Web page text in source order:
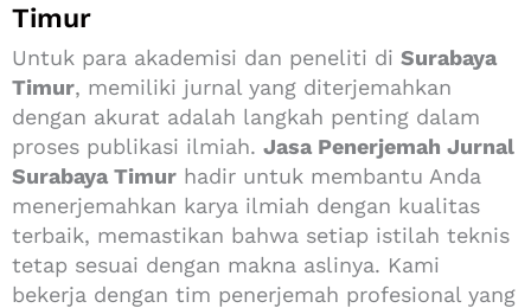
Timur
Untuk para akademisi dan peneliti di Surabaya
Timur, memiliki jurnal yang diterjemahkan
dengan akurat adalah langkah penting dalam
proses publikasi ilmiah. Jasa Penerjemah Jurnal
Surabaya Timur hadir untuk membantu Anda
menerjemahkan karya ilmiah dengan kualitas
terbaik, memastikan bahwa setiap istilah teknis
tetap sesuai dengan makna aslinya. Kami
bekerja dengan tim penerjemah profesional yang